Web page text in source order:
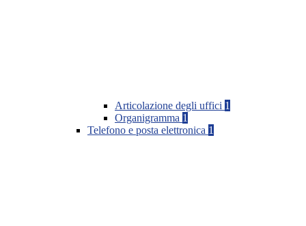
Articolazione degli uffici 1
Organigramma 1
Telefono e posta elettronica 1